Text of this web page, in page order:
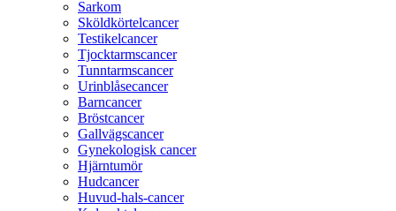
Sarkom
Sköldkörtelcancer
Testikelcancer
Tjocktarmscancer
Tunntarmscancer
Urinblåsecancer
Barncancer
Bröstcancer
Gallvägscancer
Gynekologisk cancer
Hjärntumör
Hudcancer
Huvud-hals-cancer